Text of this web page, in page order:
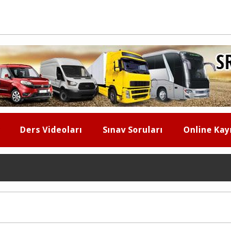
Ders Videoları Sınav Soruları Online